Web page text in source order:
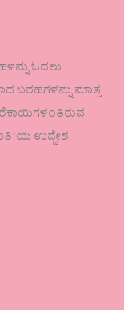
ಓದಲು
ಬರಹಗಳನ್ನು ಮಾತ್ರ
ಉದ್ದೇಶ.